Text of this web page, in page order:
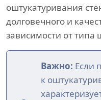
оштукатуривания
долговечного и
зависимости от типа
Важно: Если
к